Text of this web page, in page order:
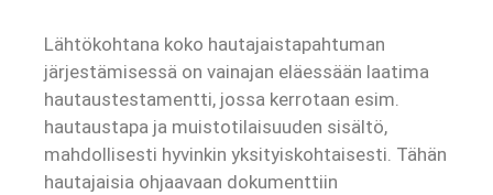
Lähtökohtana koko hautajaistapahtuman
järjestämisessä on vainajan eläessään laatima
hautaustestamentti, jossa kerrotaan esim.
hautaustapa ja muistotilaisuuden sisältö,
mahdollisesti hyvinkin yksityiskohtaisesti. Tähän
hautajaisia ohjaavaan dokumenttiin